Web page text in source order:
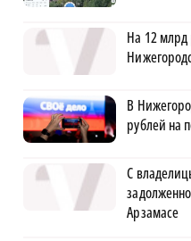
На 12 млрд
В
рублей на
С
Арзамасе